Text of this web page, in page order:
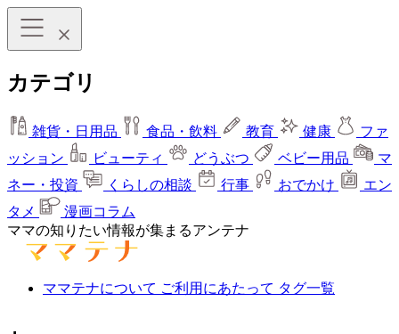
カテゴリ
雑貨・日用品 食品・飲料 教育 健康
ファ
ッション
ビューティ どうぶつ ベビー用品
マ
ネー・投資
くらしの相談 行事 おでかけ
エン
タメ
漫画コラム
ママの知りたい情報が集まるアンテナ
ママテナについて ご利用にあたって タグ一覧